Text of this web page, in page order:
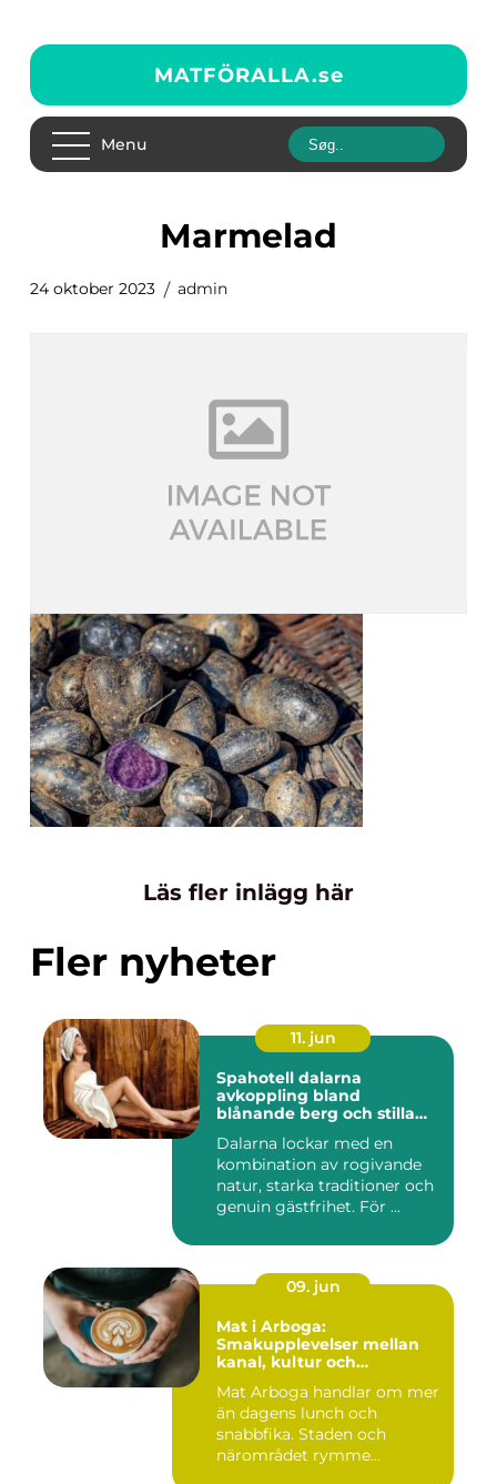
MATFÖRALLA.se
Menu
marmelad
24 oktober 2023 admin
Läs fler inlägg här
Fler nyheter
11. jun
Spahotell dalarna
avkoppling bland
blånande berg och stilla
Dalarna lockar med en
kombination av rogivande
natur, starka traditioner och
genuin gästfrihet. För ...
09. jun
Mat i Arboga:
Smakupplevelser mellan
kanal, kultur och
Mat Arboga handlar om mer
än dagens lunch och
snabbfika. Staden och
närområdet rymme...